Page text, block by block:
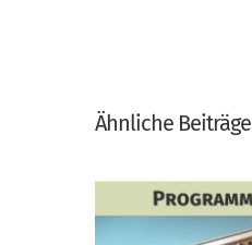
Ähnliche Beiträge